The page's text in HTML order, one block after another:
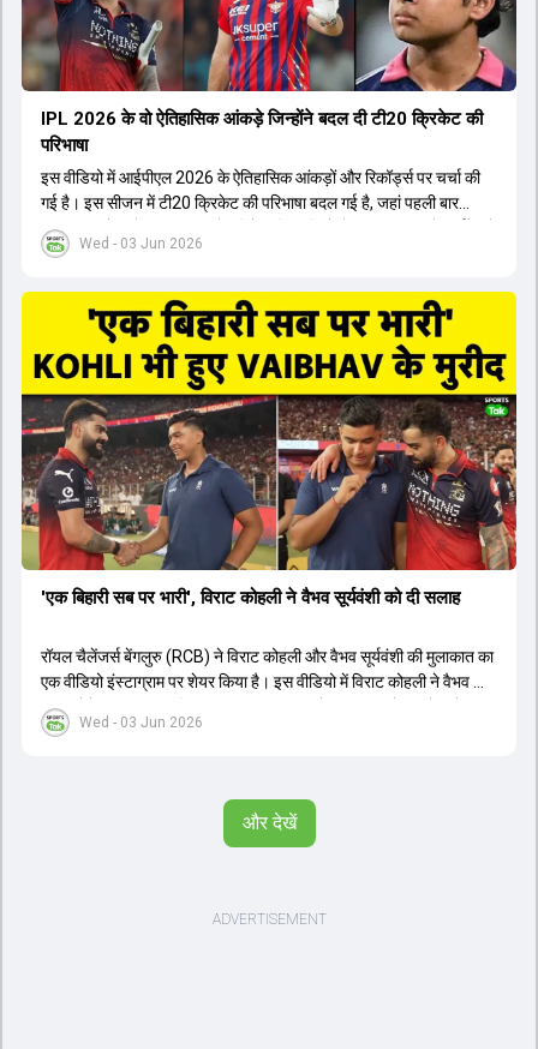
Wed - 03 Jun 2026
IPL 2026 के वो ऐतिहासिक आंकड़े जिन्होंने बदल दी टी20 क्रिकेट की
परिभाषा
इस वीडियो में आईपीएल 2026 के ऐतिहासिक आंकड़ों और रिकॉर्ड्स पर चर्चा की
गई है। इस सीजन में टी20 क्रिकेट की परिभाषा बदल गई है, जहां पहली बार
भारतीय बल्लेबाजों का स्ट्राइक रेट विदेशी खिलाड़ियों से ज्यादा रहा। पूरे टूर्नामेंट में
1426 छक्के लगे और 65 बार टीमों ने 200 से ज्यादा का स्कोर बनाया, जो एक
स्ट्राइक रेट के साथ मोस्ट वैल्युएबल प्लेयर का खिताब जीता। इसके अलावा पंजाब
और बेंगलुरु के प्रदर्शन के साथ-साथ लक्ष्य का पीछा करने वाली टीमों की सफलता
के आंकड़ों का भी विश्लेषण किया गया है।
Wed - 03 Jun 2026
'एक बिहारी सब पर भारी', विराट कोहली ने वैभव सूर्यवंशी को दी सलाह
रॉयल चैलेंजर्स बेंगलुरु (RCB) ने विराट कोहली और वैभव सूर्यवंशी की मुलाकात का
एक वीडियो इंस्टाग्राम पर शेयर किया है। इस वीडियो में विराट कोहली ने वैभव को
सलाह देते हुए कहा, 'एक बिहारी सब पर भारी। बस गेम खत्म।' कोहली ने उन्हें खुद
पर विश्वास रखने और नकारात्मक बातों पर ध्यान न देने की सलाह दी। आईपीएल
सीरीज खेलेंगे। वहीं, विराट कोहली लंदन रवाना हो गए हैं और अगली वनडे सीरीज में
और देखें